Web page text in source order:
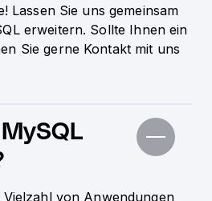
Lassen Sie uns gemeinsam
erweitern. Sollte Ihnen ein
Sie gerne Kontakt mit uns
von Anwendungen